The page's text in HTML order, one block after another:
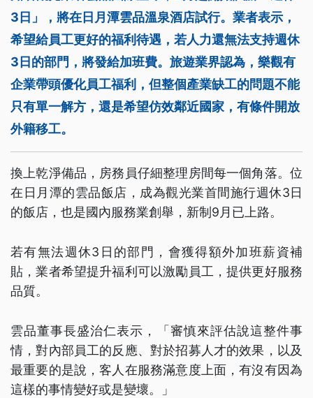
3日」，將在日月潭雲品溫泉酒店試行。業者表示，
希望給員工更好的福利待遇，若人力還無法支持週休
3日的部門，將發給加班費。旅遊業界認為，樂觀有
企業帶頭優化員工福利，但整個產業缺工的問題不能
只有單一解方，還是希望仿效鄰近國家，有條件開放
外籍移工。
換上乾淨備品，房務員仔細整理房間每一個角落。位
在日月潭的雲品飯店，成為觀光業首間施行週休3日
的飯店，也是國內服務業創舉，新制9月已上路。
若有無法週休3日的部門，會獲得額外加班薪資補
貼，業者希望提升福利可以激勵員工，提供更好服務
品質。
雲品董事長盛治仁表示，「審慎來評估說這整件事
情，對內部員工的反應、對於招募人才的效果，以及
最重要的是說，客人在服務滿意度上面，有沒有因為
這樣的事情變好或是變壞。」